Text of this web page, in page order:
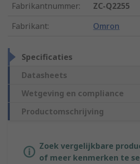
Fabrikantnummer:
ZC-Q2255
Fabrikant: Omron
Specificaties
Datasheets
Wetgeving en compliance
Productomschrijving
Zoek vergelijkbare
of meer kenmerken te